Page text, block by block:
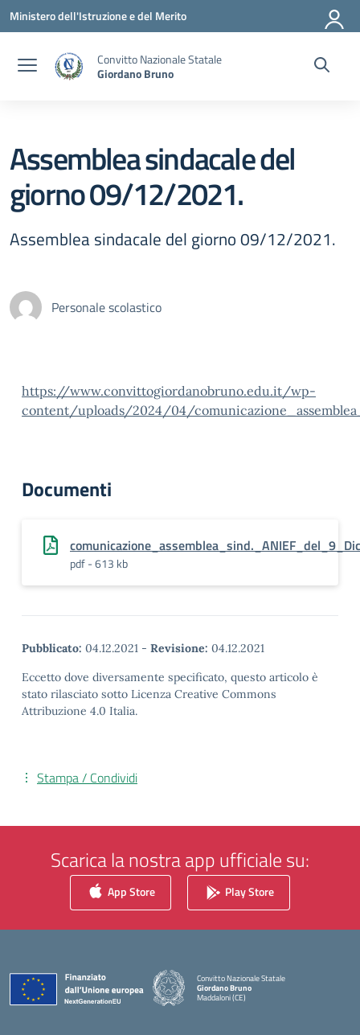
Vai ai contenuti
Vai al menu di navigazione
Vai al footer
Ministero dell'Istruzione e del Merito
Convitto Nazionale Statale
Giordano Bruno
Assemblea sindacale del
giorno 09/12/2021.
Assemblea sindacale del giorno 09/12/2021.
Personale scolastico
https://www.convittogiordanobruno.edu.it/wp-
content/uploads/2024/04/
Documenti
pdf - 613 kb
Pubblicato: 04.12.2021 - Revisione: 04.12.2021
Eccetto dove diversamente specificato, questo articolo è
stato rilasciato sotto Licenza Creative Commons
Attribuzione 4.0 Italia.
Stampa / Condividi
Scarica la nostra app ufficiale su:
App Store Play Store
Convitto Nazionale Statale
Giordano Bruno
Maddaloni (CE)